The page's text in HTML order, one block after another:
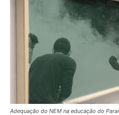
Adequação do NEM na educação do